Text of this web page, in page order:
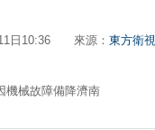
11日10:36 來源： 東方衛視
機械故障備降濟南